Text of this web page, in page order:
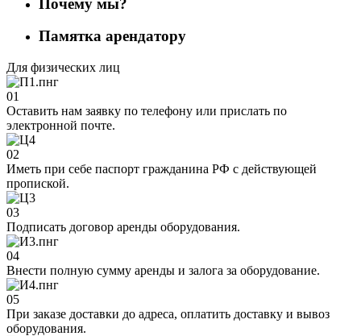
Памятка арендатору
Для физических лиц
01
Оставить нам заявку по телефону или прислать по
электронной почте.
02
Иметь при себе паспорт гражданина РФ с действующей
пропиской.
03
Подписать договор аренды оборудования.
04
Внести полную сумму аренды и залога за оборудование.
05
При заказе доставки до адреса, оплатить доставку и вывоз
оборудования.